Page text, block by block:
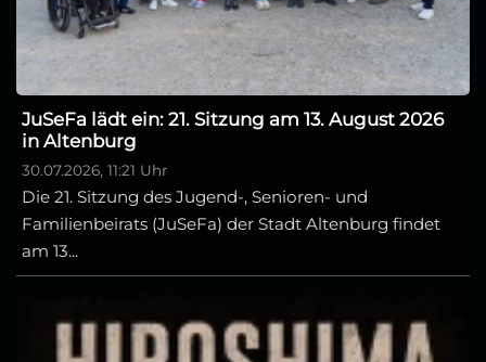
JuSeFa lädt ein: 21. Sitzung am 13. August 2026
in Altenburg
30.07.2026, 11:21 Uhr
Die 21. Sitzung des Jugend-, Senioren- und
Familienbeirats (JuSeFa) der Stadt Altenburg findet
am 13...